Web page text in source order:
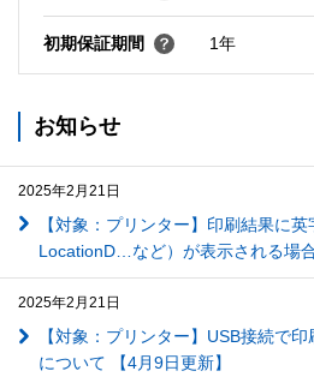
初期保証期間 1年
お知らせ
2025年2月21日
【対象：プリンター】印刷結果に
LocationD…など）が表示される場
2025年2月21日
【対象：プリンター】USB接続で
について 【4月9日更新】